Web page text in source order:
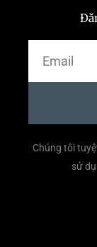
Chúng tôi
sử